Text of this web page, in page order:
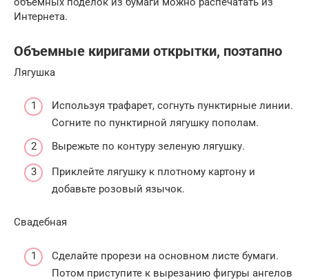
Интернета.
Объемные киригами открытки, поэтапно
Лягушка
Используя трафарет, согнуть пунктирные линии.
Согните по пунктирной лягушку пополам.
Вырежьте по контуру зеленую лягушку.
Приклейте лягушку к плотному картону и
добавьте розовый язычок.
Свадебная
Сделайте прорези на основном листе бумаги.
Потом приступите к вырезанию фигуры ангелов